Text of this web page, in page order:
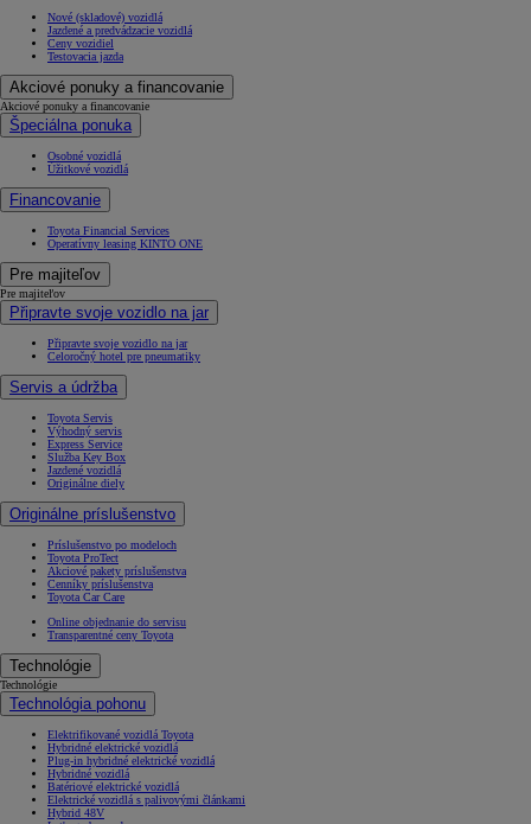
Nové (skladové) vozidlá
Jazdené a predvádzacie vozidlá
Ceny vozidiel
Testovacia jazda
Akciové ponuky a financovanie
Akciové ponuky a financovanie
Špeciálna ponuka
Osobné vozidlá
Úžitkové vozidlá
Financovanie
Toyota Financial Services
Operatívny leasing KINTO ONE
Pre majiteľov
Pre majiteľov
Připravte svoje vozidlo na jar
Připravte svoje vozidlo na jar
Celoročný hotel pre pneumatiky
Servis a údržba
Toyota Servis
Výhodný servis
Express Service
Služba Key Box
Jazdené vozidlá
Originálne diely
Originálne príslušenstvo
Príslušenstvo po modeloch
Toyota ProTect
Akciové pakety príslušenstva
Cenníky príslušenstva
Toyota Car Care
Online objednanie do servisu
Transparentné ceny Toyota
Technológie
Technológie
Technológia pohonu
Elektrifikované vozidlá Toyota
Hybridné elektrické vozidlá
Plug-in hybridné elektrické vozidlá
Hybridné vozidlá
Batériové elektrické vozidlá
Elektrické vozidlá s palivovými článkami
Hybrid 48V